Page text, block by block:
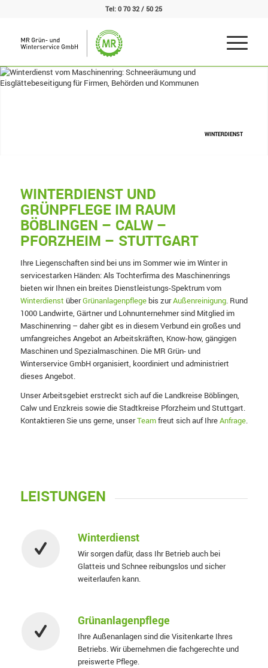
Tel:0 70 32 / 50 25
WINTERDIENST
WINTERDIENST UND
GRÜNPFLEGE IM RAUM
BÖBLINGEN – CALW –
PFORZHEIM – STUTTGART
Ihre Liegenschaften sind bei uns im Sommer wie im Winter in
servicestarken Händen: Als Tochterfirma des Maschinenrings
bieten wir Ihnen ein breites Dienstleistungs-Spektrum vom
Winterdienst überGrünanlagenpflegebis zurAußenreinigung. Rund
1000 Landwirte, Gärtner und Lohnunternehmer sind Mitglied im
Maschinenring – daher gibt es in diesem Verbund ein großes und
umfangreiches Angebot an Arbeitskräften, Know-how, gängigen
Maschinen und Spezialmaschinen. Die MR Grün- und
Winterservice GmbH organisiert, koordiniert und administriert
dieses Angebot.
Unser Arbeitsgebiet erstreckt sich auf die Landkreise Böblingen,
Calw und Enzkreis sowie die Stadtkreise Pforzheim und Stuttgart.
Kontaktieren Sie uns gerne, unserTeamfreut sich auf IhreAnfrage.
LEISTUNGEN
Winterdienst
Wir sorgen dafür, dass Ihr Betrieb auch bei
Glatteis und Schnee reibungslos und sicher
weiterlaufen kann.
Grünanlagenpflege
Ihre Außenanlagen sind die Visitenkarte Ihres
Betriebs. Wir übernehmen die fachgerechte und
preiswerte Pflege.